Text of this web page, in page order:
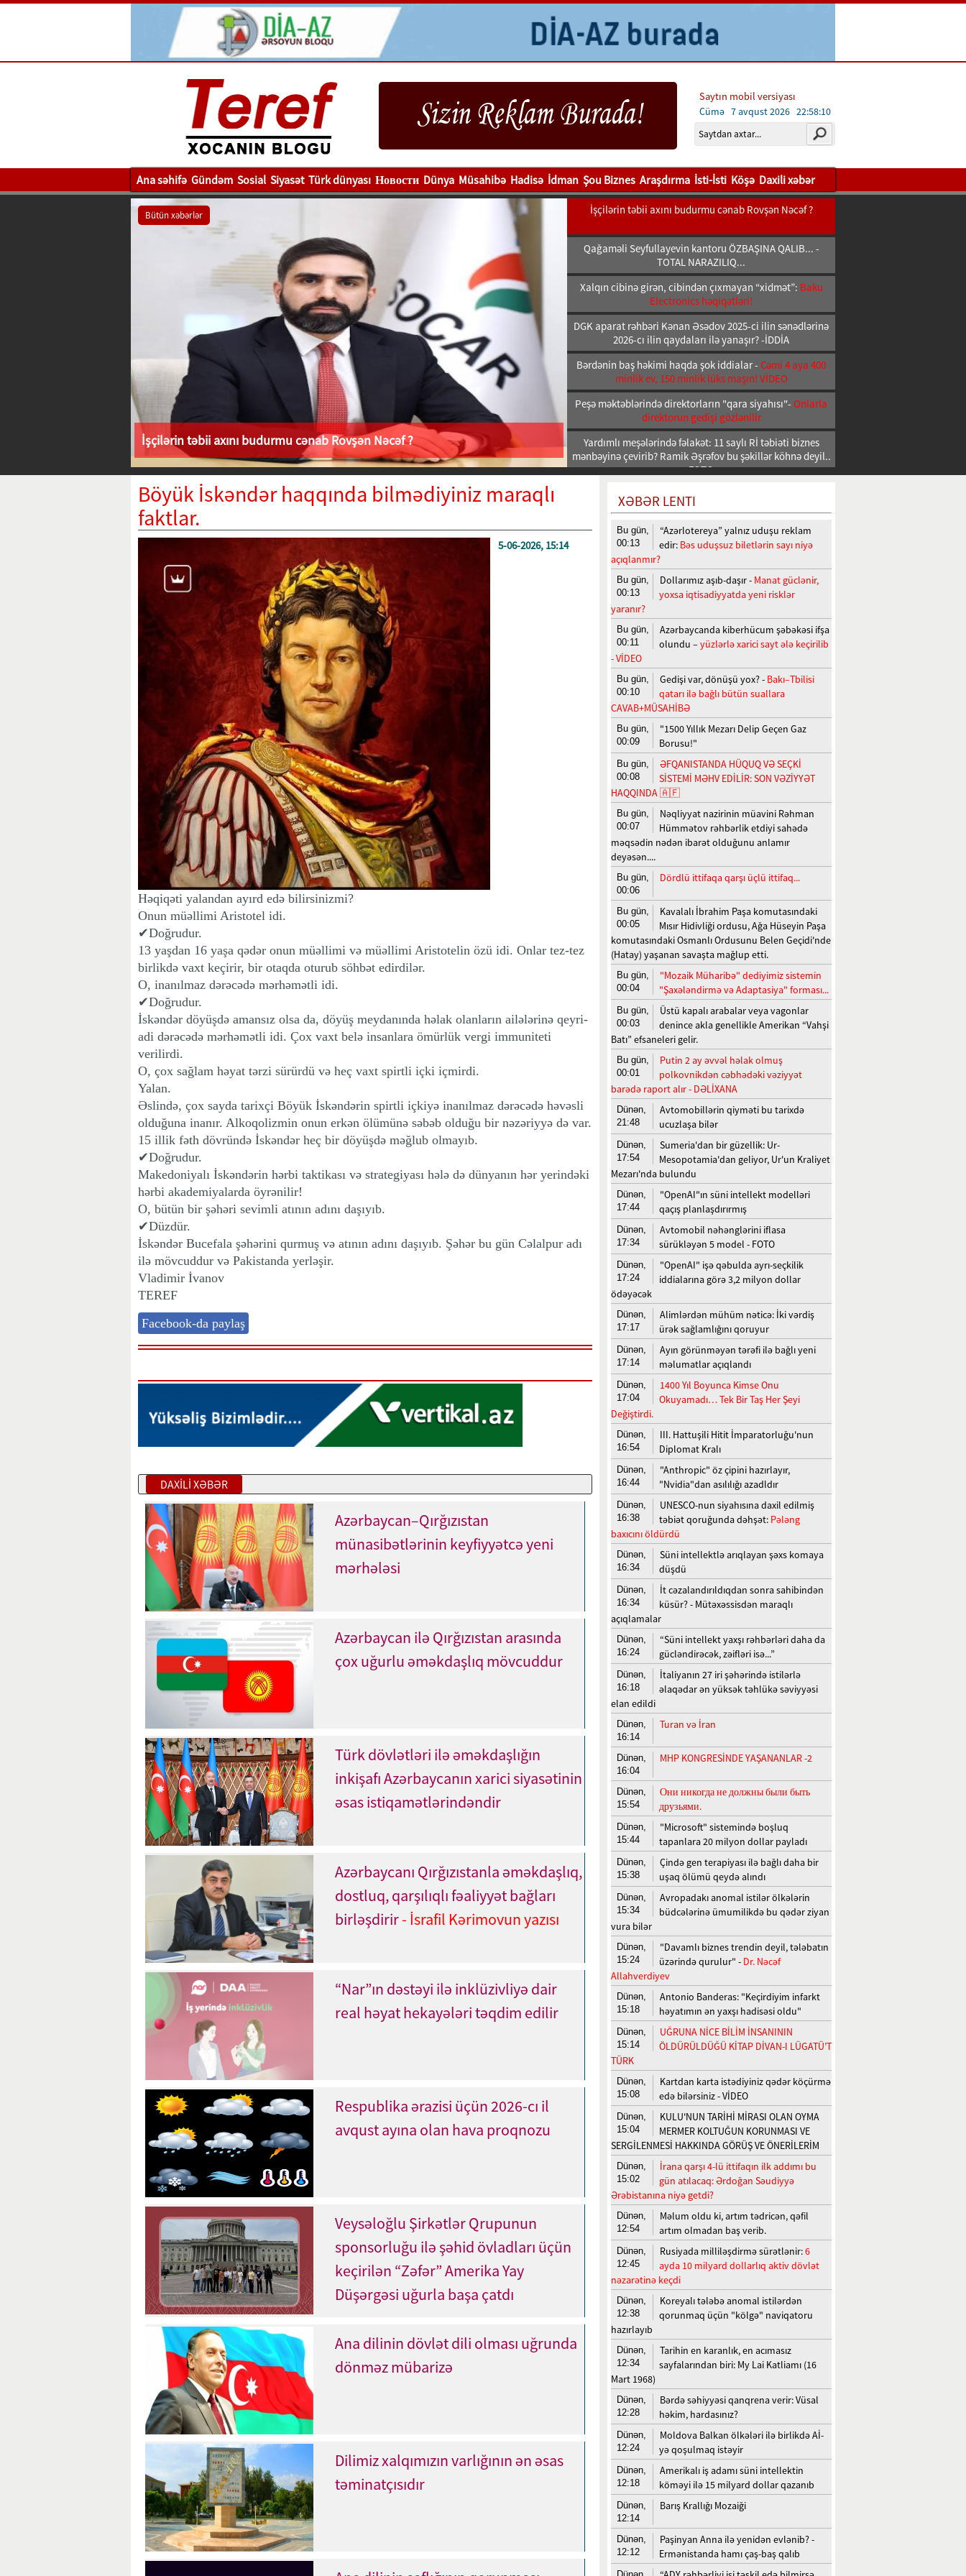
Saytın mobil versiyası
Cümə 7 avqust 2026 22:58:12
Ana səhifə Gündəm Sosial Siyasət Türk dünyası Новости Dünya Müsahibə Hadisə İdman Şou Biznes Araşdırma İsti-İsti Köşə Daxili xəbər
Bütün xəbərlər İşçilərin təbii axını budurmu cənab Rovşən Nəcəf ?
İşçilərin təbii axını budurmu cənab Rovşən Nəcəf ?
Qağaməli Seyfullayevin kantoru ÖZBAŞINA QALIB... -
TOTAL NARAZILIQ...
Xalqın cibinə girən, cibindən çıxmayan “xidmət”: Baku
Electronics həqiqətləri!
DGK aparat rəhbəri Kənan Əsədov 2025-ci ilin sənədlərinə
2026-cı ilin qaydaları ilə yanaşır? -İDDİA
Bərdənin baş həkimi haqda şok iddialar - Cəmi 4 aya 400
minlik ev, 150 minlik lüks maşın! VİDEO
Peşə məktəblərində direktorların "qara siyahısı"- Onlarla
direktorun gedişi gözlənilir
Yardımlı meşələrində fəlakət: 11 saylı Rİ təbiəti biznes
mənbəyinə çevirib? Ramik Əşrəfov bu şəkillər köhnə deyil..
FOTO
Böyük İskəndər haqqında bilmədiyiniz maraqlı
faktlar.
5-06-2026, 15:14
Həqiqəti yalandan ayırd edə bilirsinizmi?
Onun müəllimi Aristotel idi.
✔Doğrudur.
13 yaşdan 16 yaşa qədər onun müəllimi və müəllimi Aristotelin özü idi. Onlar tez-tez
birlikdə vaxt keçirir, bir otaqda oturub söhbət edirdilər.
O, inanılmaz dərəcədə mərhəmətli idi.
✔Doğrudur.
İskəndər döyüşdə amansız olsa da, döyüş meydanında həlak olanların ailələrinə qeyri-
adi dərəcədə mərhəmətli idi. Çox vaxt belə insanlara ömürlük vergi immuniteti
verilirdi.
O, çox sağlam həyat tərzi sürürdü və heç vaxt spirtli içki içmirdi.
Yalan.
Əslində, çox sayda tarixçi Böyük İskəndərin spirtli içkiyə inanılmaz dərəcədə həvəsli
olduğuna inanır. Alkoqolizmin onun erkən ölümünə səbəb olduğu bir nəzəriyyə də var.
15 illik fəth dövründə İskəndər heç bir döyüşdə məğlub olmayıb.
✔Doğrudur.
Makedoniyalı İskəndərin hərbi taktikası və strategiyası hələ də dünyanın hər yerindəki
hərbi akademiyalarda öyrənilir!
O, bütün bir şəhəri sevimli atının adını daşıyıb.
✔Düzdür.
İskəndər Bucefala şəhərini qurmuş və atının adını daşıyıb. Şəhər bu gün Cəlalpur adı
ilə mövcuddur və Pakistanda yerləşir.
Vladimir İvanov
TEREF
Facebook-da paylaş
DAXİLİ XƏBƏR
Azərbaycan–Qırğızıstan
münasibətlərinin keyfiyyətcə yeni
mərhələsi
Azərbaycan ilə Qırğızıstan arasında
çox uğurlu əməkdaşlıq mövcuddur
Türk dövlətləri ilə əməkdaşlığın
inkişafı Azərbaycanın xarici siyasətinin
əsas istiqamətlərindəndir
Azərbaycanı Qırğızıstanla əməkdaşlıq,
dostluq, qarşılıqlı fəaliyyət bağları
birləşdirir- İsrafil Kərimovun yazısı
“Nar”ın dəstəyi ilə inklüzivliyə dair
real həyat hekayələri təqdim edilir
Respublika ərazisi üçün 2026-cı il
avqust ayına olan hava proqnozu
Veysəloğlu Şirkətlər Qrupunun
sponsorluğu ilə şəhid övladları üçün
keçirilən “Zəfər” Amerika Yay
Düşərgəsi uğurla başa çatdı
Ana dilinin dövlət dili olması uğrunda
dönməz mübarizə
Dilimiz xalqımızın varlığının ən əsas
təminatçısıdır
XƏBƏR LENTI
Bu gün,
00:13
“Azərlotereya” yalnız uduşu reklam
edir: Bəs uduşsuz biletlərin sayı niyə
açıqlanmır?
Bu gün,
00:13
Dollarımız aşıb-daşır - Manat güclənir,
yoxsa iqtisadiyyatda yeni risklər
yaranır?
Bu gün,
00:11
Azərbaycanda kiberhücum şəbəkəsi ifşa
olundu –yüzlərlə xarici sayt ələ keçirilib
- VİDEO
Bu gün,
00:10
Gedişi var, dönüşü yox? - Bakı–Tbilisi
qatarı ilə bağlı bütün suallara
CAVAB+MÜSAHİBƏ
Bu gün,
00:09
"1500 Yıllık Mezarı Delip Geçen Gaz
Borusu!"
Bu gün,
00:08
ƏFQANISTANDA HÜQUQ VƏ SEÇKİ
SİSTEMİ MƏHV EDİLİR: SON VƏZİYYƏT
HAQQINDA 🇦🇫
Bu gün,
00:07
Nəqliyyat nazirinin müavini Rəhman
Hümmətov rəhbərlik etdiyi sahədə
məqsədin nədən ibarət olduğunu anlamır
deyəsən....
Bu gün,
00:06
Dördlü ittifaqa qarşı üçlü ittifaq...
Bu gün,
00:05
Kavalalı İbrahim Paşa komutasındaki
Mısır Hidivliği ordusu, Ağa Hüseyin Paşa
komutasındaki Osmanlı Ordusunu Belen Geçidi'nde
(Hatay) yaşanan savaşta mağlup etti.
Bu gün,
00:04
"Mozaik Müharibə" dediyimiz sistemin
"Şaxələndirmə və Adaptasiya" forması...
Bu gün,
00:03
Üstü kapalı arabalar veya vagonlar
denince akla genellikle Amerikan “Vahşi
Batı” efsaneleri gelir.
Bu gün,
00:01
Putin 2 ay əvvəl həlak olmuş
polkovnikdən cəbhədəki vəziyyət
barədə raport alır - DƏLİXANA
Dünən,
21:48
Avtomobillərin qiyməti bu tarixdə
ucuzlaşa bilər
Dünən,
17:54
Sumeria'dan bir güzellik: Ur-
Mesopotamia'dan geliyor, Ur'un Kraliyet
Mezarı'nda bulundu
Dünən,
17:44
"OpenAI"ın süni intellekt modelləri
qaçış planlaşdırırmış
Dünən,
17:34
Avtomobil nəhənglərini iflasa
sürükləyən 5 model - FOTO
Dünən,
17:24
"OpenAI" işə qəbulda ayrı-seçkilik
iddialarına görə 3,2 milyon dollar
ödəyəcək
Dünən,
17:17
Alimlərdən mühüm nəticə: İki vərdiş
ürək sağlamlığını qoruyur
Dünən,
17:14
Ayın görünməyən tərəfi ilə bağlı yeni
məlumatlar açıqlandı
Dünən,
17:04
1400 Yıl Boyunca Kimse Onu
Okuyamadı… Tek Bir Taş Her Şeyi
Değiştirdi.
Dünən,
16:54
III. Hattuşili Hitit İmparatorluğu'nun
Diplomat Kralı
Dünən,
16:44
"Anthropic" öz çipini hazırlayır,
"Nvidia"dan asılılığı azadldır
Dünən,
16:38
UNESCO-nun siyahısına daxil edilmiş
təbiət qoruğunda dəhşət: Pələng
baxıcını öldürdü
Dünən,
16:34
Süni intellektlə arıqlayan şəxs komaya
düşdü
Dünən,
16:34
İt cəzalandırıldıqdan sonra sahibindən
küsür? - Mütəxəssisdən maraqlı
açıqlamalar
Dünən,
16:24
“Süni intellekt yaxşı rəhbərləri daha da
gücləndirəcək, zəifləri isə...”
Dünən,
16:18
İtaliyanın 27 iri şəhərində istilərlə
əlaqədar ən yüksək təhlükə səviyyəsi
elan edildi
Dünən,
16:14
Turan və İran
Dünən,
16:04
MHP KONGRESİNDE YAŞANANLAR -2
Dünən,
15:54
Они никогда не должны были быть
друзьями.
Dünən,
15:44
"Microsoft" sistemində boşluq
tapanlara 20 milyon dollar payladı
Dünən,
15:38
Çində gen terapiyası ilə bağlı daha bir
uşaq ölümü qeydə alındı
Dünən,
15:34
Avropadakı anomal istilər ölkələrin
büdcələrinə ümumilikdə bu qədər ziyan
vura bilər
Dünən,
15:24
"Davamlı biznes trendin deyil, tələbatın
üzərində qurulur" - Dr. Nəcəf
Allahverdiyev
Dünən,
15:18
Antonio Banderas: "Keçirdiyim infarkt
həyatımın ən yaxşı hadisəsi oldu"
Dünən,
15:14
UĞRUNA NİCE BİLİM İNSANININ
ÖLDÜRÜLDÜĞÜ KİTAP DİVAN-I LÜGATÜ’T
TÜRK
Dünən,
15:08
Kartdan karta istədiyiniz qədər köçürmə
edə bilərsiniz - VİDEO
Dünən,
15:04
KULU'NUN TARİHİ MİRASI OLAN OYMA
MERMER KOLTUĞUN KORUNMASI VE
SERGİLENMESİ HAKKINDA GÖRÜŞ VE ÖNERİLERİM
Dünən,
15:02
İrana qarşı 4-lü ittifaqın ilk addımı bu
gün atılacaq: Ərdoğan Səudiyyə
Ərəbistanına niyə getdi?
Dünən,
12:54
Məlum oldu ki, artım tədricən, qəfil
artım olmadan baş verib.
Dünən,
12:45
Rusiyada milliləşdirmə sürətlənir:6
ayda 10 milyard dollarlıq aktiv dövlət
nəzarətinə keçdi
Dünən,
12:38
Koreyalı tələbə anomal istilərdən
qorunmaq üçün "kölgə" naviqatoru
hazırlayıb
Dünən,
12:34
Tarihin en karanlık, en acımasız
sayfalarından biri: My Lai Katliamı (16
Mart 1968)
Dünən,
12:28
Bərdə səhiyyəsi qanqrena verir: Vüsal
həkim, hardasınız?
Dünən,
12:24
Moldova Balkan ölkələri ilə birlikdə Aİ-
yə qoşulmaq istəyir
Dünən,
12:18
Amerikalı iş adamı süni intellektin
köməyi ilə 15 milyard dollar qazanıb
Dünən,
12:14
Barış Krallığı Mozaiği
Dünən,
12:12
Paşinyan Anna ilə yenidən evlənib? -
Ermənistanda hamı çaş-baş qalıb